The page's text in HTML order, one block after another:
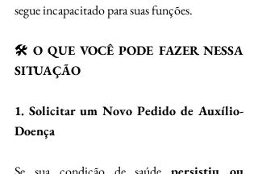
segue incapacitado para suas funções.
🛠️ O QUE VOCÊ PODE FAZER NESSA
SITUAÇÃO
1. Solicitar um Novo Pedido de Auxílio-
Doença